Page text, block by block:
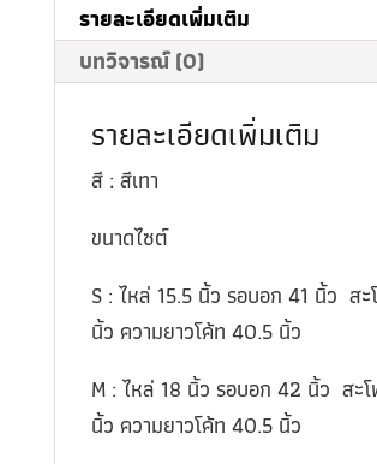
รายละเอียดเพิ่มเติม
บทวิจารณ์ (0)
รายละเอียดเพิ่มเติม
สี : สีเทา
ขนาดไซต์
S : ไหล่ 15.5 นิ้ว รอบอก 41 นิ้ว ส
นิ้ว ความยาวโค้ท 40.5 นิ้ว
M : ไหล่ 18 นิ้ว รอบอก 42 นิ้ว สะ
นิ้ว ความยาวโค้ท 40.5 นิ้ว